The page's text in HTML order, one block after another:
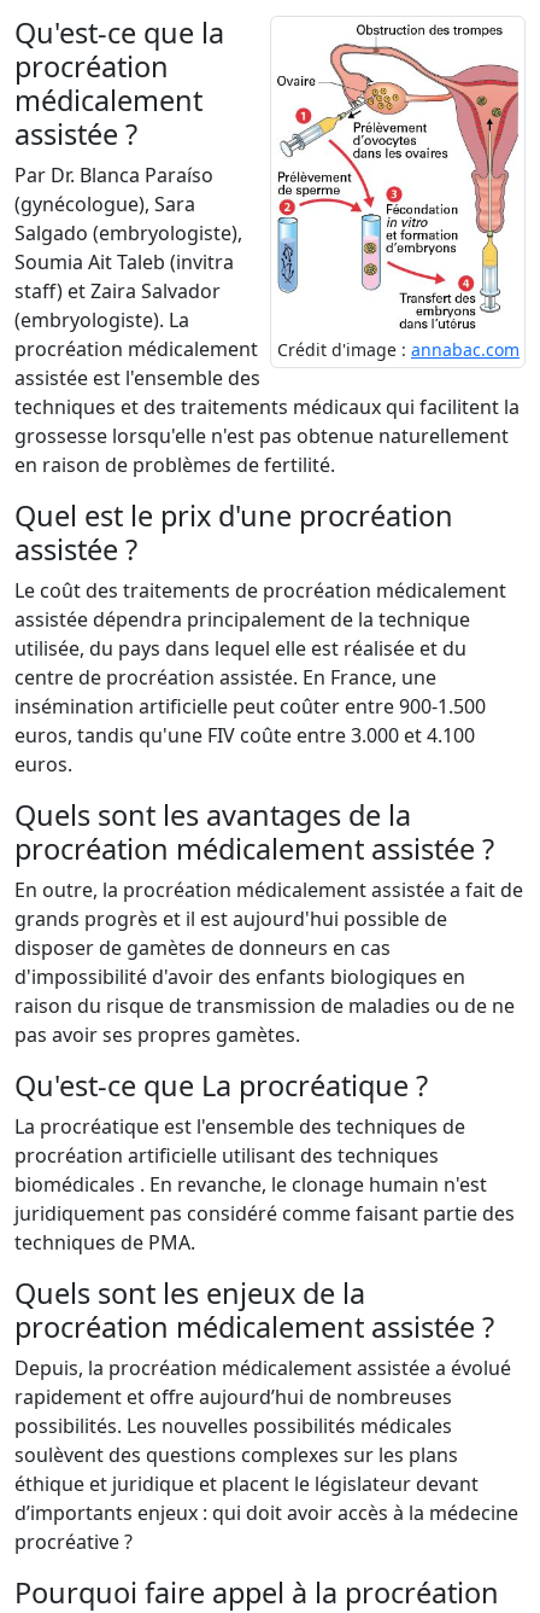
Crédit d'image : annabac.com
Qu'est-ce que la
procréation
médicalement
assistée ?
Par Dr. Blanca Paraíso
(gynécologue), Sara
Salgado (embryologiste),
Soumia Ait Taleb (invitra
staff) et Zaira Salvador
(embryologiste). La
procréation médicalement
assistée est l'ensemble des
techniques et des traitements médicaux qui facilitent la
grossesse lorsqu'elle n'est pas obtenue naturellement
en raison de problèmes de fertilité.
Quel est le prix d'une procréation
assistée ?
Le coût des traitements de procréation médicalement
assistée dépendra principalement de la technique
utilisée, du pays dans lequel elle est réalisée et du
centre de procréation assistée. En France, une
insémination artificielle peut coûter entre 900-1.500
euros, tandis qu'une FIV coûte entre 3.000 et 4.100
euros.
Quels sont les avantages de la
procréation médicalement assistée ?
En outre, la procréation médicalement assistée a fait de
grands progrès et il est aujourd'hui possible de
disposer de gamètes de donneurs en cas
d'impossibilité d'avoir des enfants biologiques en
raison du risque de transmission de maladies ou de ne
pas avoir ses propres gamètes.
Qu'est-ce que La procréatique ?
La procréatique est l'ensemble des techniques de
procréation artificielle utilisant des techniques
biomédicales . En revanche, le clonage humain n'est
juridiquement pas considéré comme faisant partie des
techniques de PMA.
Quels sont les enjeux de la
procréation médicalement assistée ?
Depuis, la procréation médicalement assistée a évolué
rapidement et offre aujourd’hui de nombreuses
possibilités. Les nouvelles possibilités médicales
soulèvent des questions complexes sur les plans
éthique et juridique et placent le législateur devant
d’importants enjeux : qui doit avoir accès à la médecine
procréative ?
Pourquoi faire appel à la procréation